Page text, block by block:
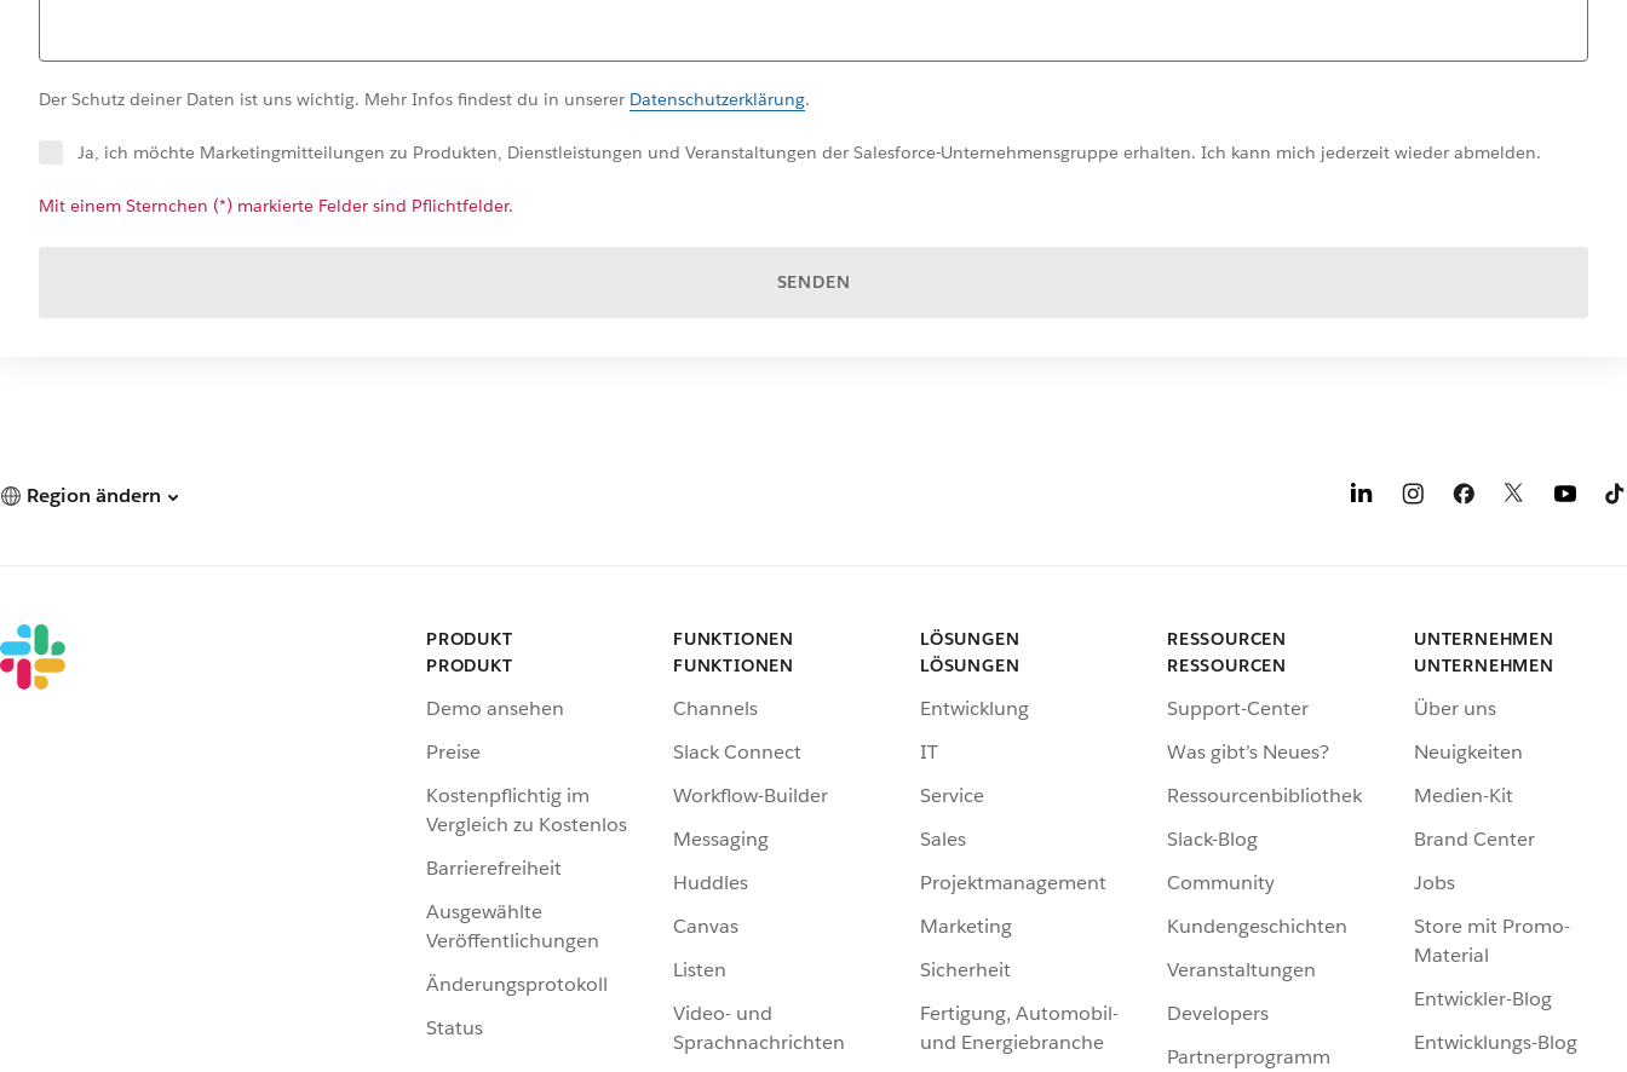
Der Schutz deiner Daten ist uns wichtig. Mehr Infos findest du in unserer Datenschutzerklärung.
Ja, ich möchte Marketingmitteilungen zu Produkten, Dienstleistungen und Veranstaltungen der Salesforce-Unternehmensgruppe erhalten. Ich kann mich jederzeit wieder abmelden.
Mit einem Sternchen (*) markierte Felder sind Pflichtfelder.
SENDEN
Region ändern
PRODUKT
PRODUKT
Demo ansehen
Preise
Kostenpflichtig im
Vergleich zu Kostenlos
Barrierefreiheit
Ausgewählte
Veröffentlichungen
Änderungsprotokoll
Status
FUNKTIONEN
FUNKTIONEN
Channels
Slack Connect
Workflow-Builder
Messaging
Huddles
Canvas
Listen
Video- und
Sprachnachrichten
LÖSUNGEN
LÖSUNGEN
Entwicklung
IT
Service
Sales
Projektmanagement
Marketing
Sicherheit
Fertigung, Automobil-
und Energiebranche
RESSOURCEN
RESSOURCEN
Support-Center
Was gibt’s Neues?
Ressourcenbibliothek
Slack-Blog
Community
Kundengeschichten
Veranstaltungen
Developers
Partnerprogramm
UNTERNEHMEN
UNTERNEHMEN
Über uns
Neuigkeiten
Medien-Kit
Brand Center
Jobs
Store mit Promo-
Material
Entwickler-Blog
Entwicklungs-Blog